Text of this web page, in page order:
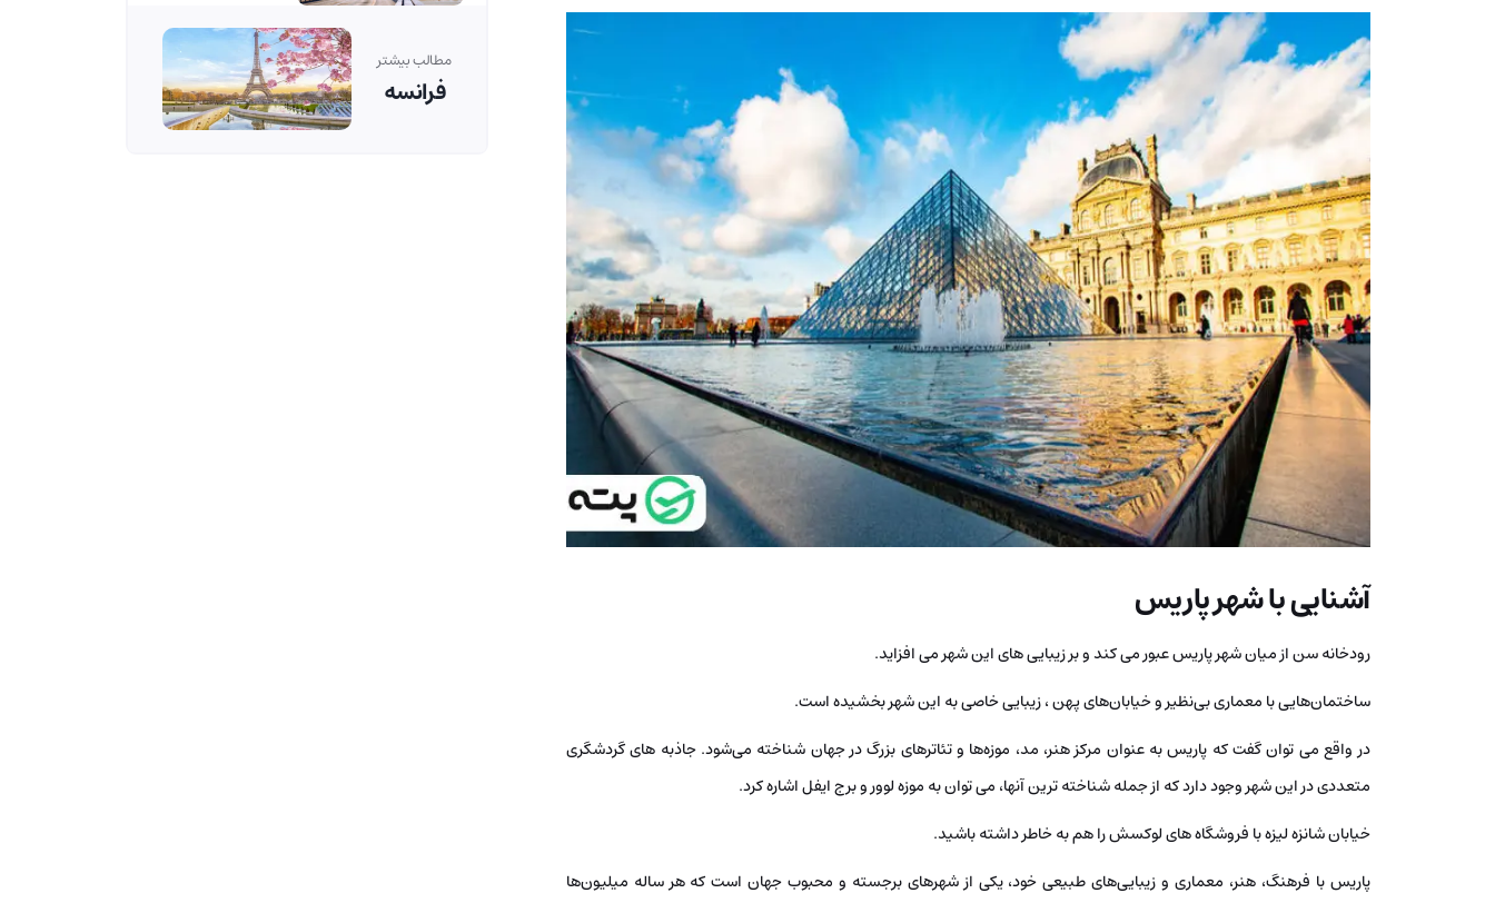
آشنایی با شهر پاریس
رودخانه سن از میان شهر پاریس عبور می کند و بر زیبایی های این شهر می افزاید.
ساختمان‌هایی با معماری بی‌نظیر و خیابان‌های پهن ، زیبایی خاصی به این شهر بخشیده است.
در واقع می توان گفت که پاریس به عنوان مرکز هنر، مد، موزه‌ها و تئاترهای بزرگ در جهان شناخته می‌شود. جاذبه های گردشگری
متعددی در این شهر وجود دارد که از جمله شناخته ترین آنها، می توان به موزه لوور و برج ایفل اشاره کرد.
خیابان شانزه لیزه با فروشگاه های لوکسش را هم به خاطر داشته باشید.
پاریس با فرهنگ، هنر، معماری و زیبایی‌های طبیعی خود، یکی از شهرهای برجسته و محبوب جهان است که هر ساله میلیون‌ها
مطالب بیشتر
فرانسه